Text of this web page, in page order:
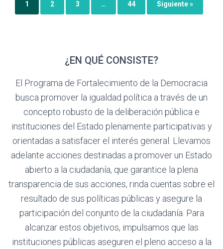
1 2 3 … 44 Siguiente »
¿EN QUÉ CONSISTE?
El Programa de Fortalecimiento de la Democracia
busca promover la igualdad política a través de un
concepto robusto de la deliberación pública e
instituciones del Estado plenamente participativas y
orientadas a satisfacer el interés general. Llevamos
adelante acciones destinadas a promover un Estado
abierto a la ciudadanía, que garantice la plena
transparencia de sus acciones, rinda cuentas sobre el
resultado de sus políticas públicas y asegure la
participación del conjunto de la ciudadanía. Para
alcanzar estos objetivos, impulsamos que las
instituciones públicas aseguren el pleno acceso a la